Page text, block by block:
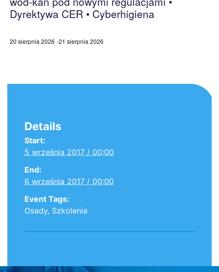
Dyrektywa CER • Cyberhigiena
20 sierpnia 2026 -21 sierpnia 2026
Details
Start:
5 września 2017 / 00:00
End:
6 września 2017 / 00:00
Event Tags:
Osady, Szkolenia